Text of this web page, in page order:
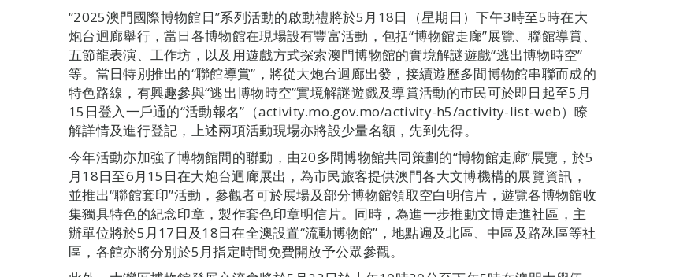
“2025澳門國際博物館日”系列活動的啟動禮將於5月18日（星期日）下午3時至5時在大
炮台迴廊舉行，當日各博物館在現場設有豐富活動，包括“博物館走廊”展覽、聯館導賞、
五節龍表演、工作坊，以及用遊戲方式探索澳門博物館的實境解謎遊戲“逃出博物時空”
等。當日特別推出的“聯館導賞”，將從大炮台迴廊出發，接續遊歷多間博物館串聯而成的
特色路線，有興趣參與“逃出博物時空”實境解謎遊戲及導賞活動的市民可於即日起至5月
15日登入一戶通的“活動報名”（activity.mo.gov.mo/activity-h5/activity-list-web）瞭
解詳情及進行登記，上述兩項活動現場亦將設少量名額，先到先得。
今年活動亦加強了博物館間的聯動，由20多間博物館共同策劃的“博物館走廊”展覽，於5
月18日至6月15日在大炮台迴廊展出，為市民旅客提供澳門各大文博機構的展覽資訊，
並推出“聯館套印”活動，參觀者可於展場及部分博物館領取空白明信片，遊覽各博物館收
集獨具特色的紀念印章，製作套色印章明信片。同時，為進一步推動文博走進社區，主
辦單位將於5月17日及18日在全澳設置“流動博物館”，地點遍及北區、中區及路氹區等社
區，各館亦將分別於5月指定時間免費開放予公眾參觀。